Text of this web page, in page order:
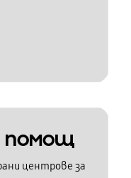
помощ
центрове за